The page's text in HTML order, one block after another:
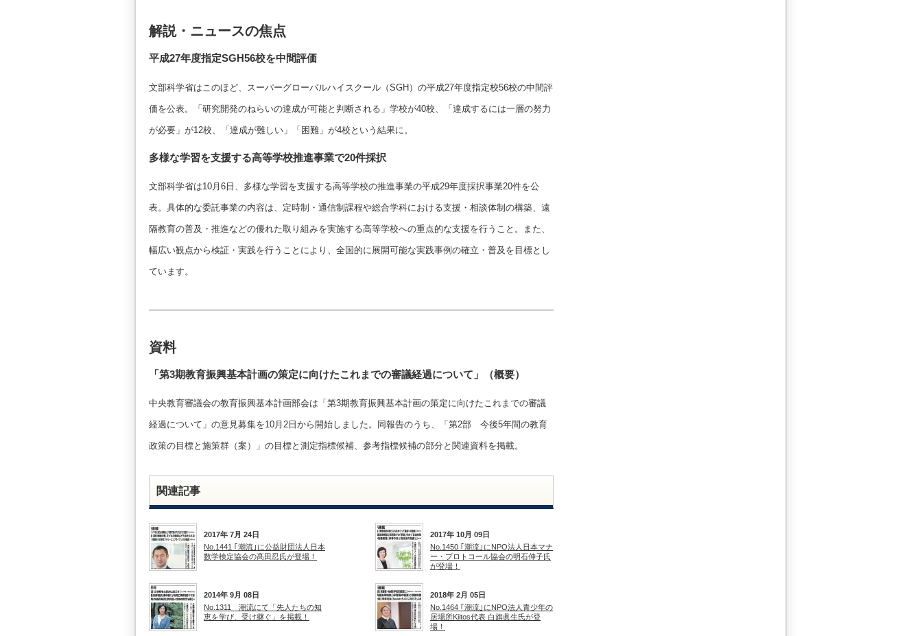
解説・ニュースの焦点
平成27年度指定SGH56校を中間評価
文部科学省はこのほど、スーパーグローバルハイスクール（SGH）の平成27年度指定校56校の中間評
価を公表。「研究開発のねらいの達成が可能と判断される」学校が40校、「達成するには一層の努力
が必要」が12校、「達成が難しい」「困難」が4校という結果に。
多様な学習を支援する高等学校推進事業で20件採択
文部科学省は10月6日、多様な学習を支援する高等学校の推進事業の平成29年度採択事業20件を公
表。具体的な委託事業の内容は、定時制・通信制課程や総合学科における支援・相談体制の構築、遠
隔教育の普及・推進などの優れた取り組みを実施する高等学校への重点的な支援を行うこと。また、
幅広い観点から検証・実践を行うことにより、全国的に展開可能な実践事例の確立・普及を目標とし
ています。
資料
「第3期教育振興基本計画の策定に向けたこれまでの審議経過について」（概要）
中央教育審議会の教育振興基本計画部会は「第3期教育振興基本計画の策定に向けたこれまでの審議
経過について」の意見募集を10月2日から開始しました。同報告のうち、「第2部 今後5年間の教育
政策の目標と施策群（案）」の目標と測定指標候補、参考指標候補の部分と関連資料を掲載。
関連記事
2017年 7月 24日
No.1441 ｢潮流｣に公益財団法人日本
数学検定協会の髙田忍氏が登場！
2017年 10月 09日
No.1450 ｢潮流｣にNPO法人日本マナ
ー・プロトコール協会の明石伸子氏
が登場！
2014年 9月 08日
No.1311 潮流にて「先人たちの知
恵を学び、受け継ぐ」を掲載！
2018年 2月 05日
No.1464 ｢潮流｣にNPO法人青少年の
居場所Kiitos代表 白旗眞生氏が登
場！